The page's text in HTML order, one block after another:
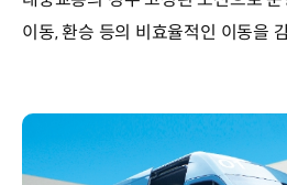
이동, 환승 등의 비효율적인 이동을